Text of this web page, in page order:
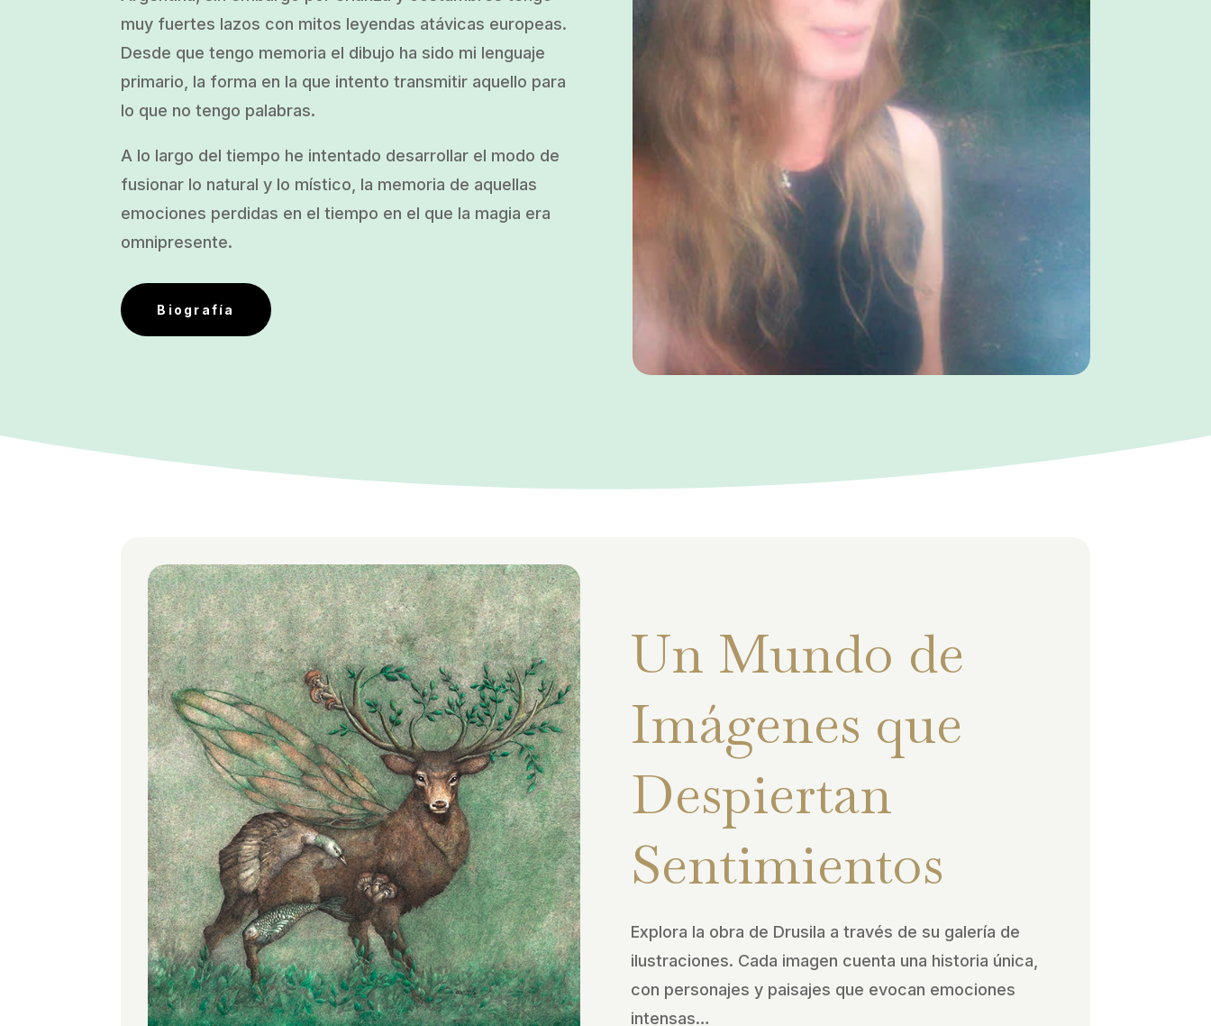
muy fuertes lazos con mitos leyendas atávicas europeas.
Desde que tengo memoria el dibujo ha sido mi lenguaje
primario, la forma en la que intento transmitir aquello para
lo que no tengo palabras.
A lo largo del tiempo he intentado desarrollar el modo de
fusionar lo natural y lo místico, la memoria de aquellas
emociones perdidas en el tiempo en el que la magia era
omnipresente.
Biografía
Un Mundo de
Imágenes que
Despiertan
Sentimientos
Explora la obra de Drusila a través de su galería de
ilustraciones. Cada imagen cuenta una historia única,
con personajes y paisajes que evocan emociones
intensas…